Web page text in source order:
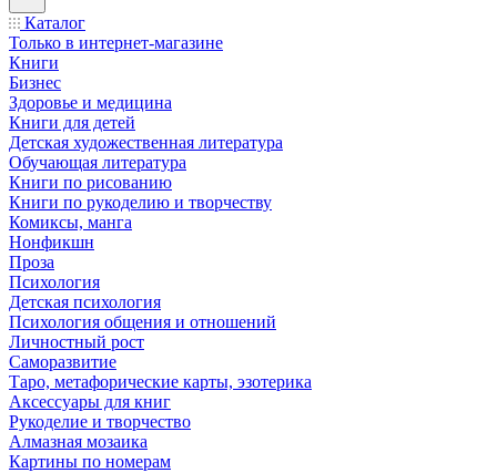
Каталог
Только в интернет-магазине
Книги
Бизнес
Здоровье и медицина
Книги для детей
Детская художественная литература
Обучающая литература
Книги по рисованию
Книги по рукоделию и творчеству
Комиксы, манга
Нонфикшн
Проза
Психология
Детская психология
Психология общения и отношений
Личностный рост
Саморазвитие
Таро, метафорические карты, эзотерика
Аксессуары для книг
Рукоделие и творчество
Алмазная мозаика
Картины по номерам